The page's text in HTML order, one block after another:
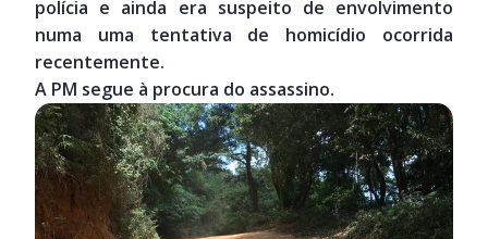
polícia e ainda era suspeito de envolvimento
numa uma tentativa de homicídio ocorrida
recentemente.
A PM segue à procura do assassino.